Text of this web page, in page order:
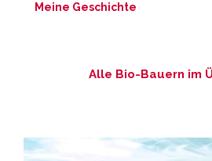
Meine Geschichte
Alle Bio-Bauern im